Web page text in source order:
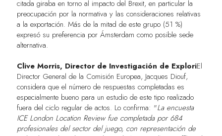
citada giraba en torno al impacto del Brexit, en particular la
preocupación por la normativa y las consideraciones relativas
a la exportación. Más de la mitad de este grupo (51 %)
expresó su preferencia por Ámsterdam como posible sede
alternativa.
Clive Morris, Director de Investigación de ExploriEl
Director General de la Comisión Europea, Jacques Diouf,
considera que el número de respuestas completadas es
especialmente bueno para un estudio de este tipo realizado
fuera del ciclo regular de actos. Lo confirma: "La encuesta
ICE London Location Review fue completada por 684
profesionales del sector del juego, con representación de